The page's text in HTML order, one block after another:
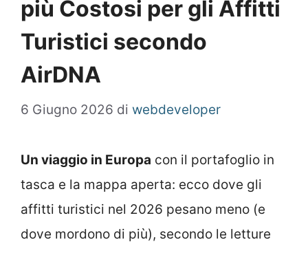
più Costosi per gli Affitti
Turistici secondo
AirDNA
6 Giugno 2026 di webdeveloper
Un viaggio in Europa con il portafoglio in
tasca e la mappa aperta: ecco dove gli
affitti turistici nel 2026 pesano meno (e
dove mordono di più), secondo le letture